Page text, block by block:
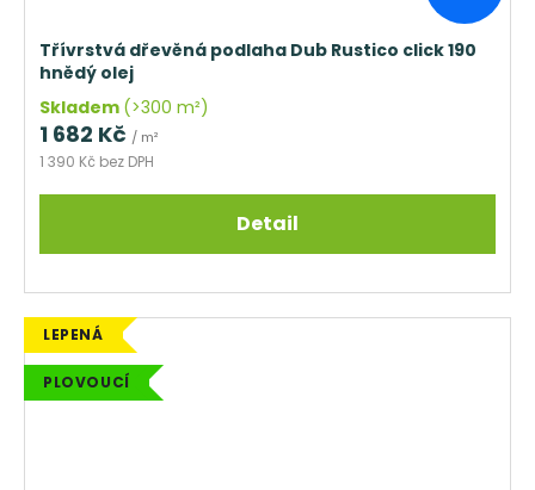
Třívrstvá dřevěná podlaha Dub Rustico click 190
hnědý olej
Skladem (>300 m²)
1 390 Kč bez DPH
1 682 Kč / m²
Detail
LEPENÁ
PLOVOUCÍ